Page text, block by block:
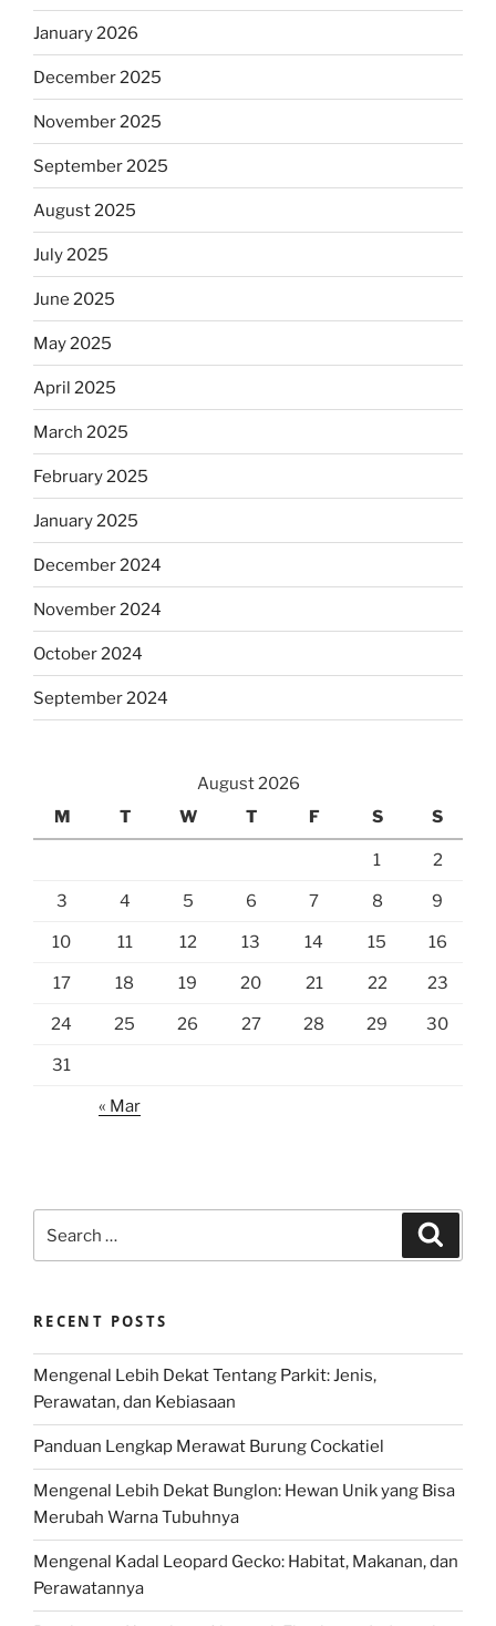
January 2026
December 2025
November 2025
September 2025
August 2025
July 2025
June 2025
May 2025
April 2025
March 2025
February 2025
January 2025
December 2024
November 2024
October 2024
September 2024
August 2026
M
T W T F S S
1 2
3 4 5 6 7 8 9
10 11 12 13 14 15 16
17 18 19 20 21 22 23
24 25 26 27 28 29 30
31
« Mar
for:
RECENT POSTS
Mengenal Lebih Dekat Tentang Parkit: Jenis,
Perawatan, dan Kebiasaan
Panduan Lengkap Merawat Burung Cockatiel
Mengenal Lebih Dekat Bunglon: Hewan Unik yang Bisa
Merubah Warna Tubuhnya
Mengenal Kadal Leopard Gecko: Habitat, Makanan, dan
Perawatannya